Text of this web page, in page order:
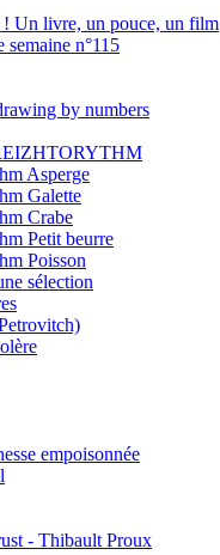
Un livre, un pouce, un film
n°115
by numbers
Asperge
Galette
Crabe
Petit beurre
Poisson
sélection
empoisonnée
- Thibault Proux